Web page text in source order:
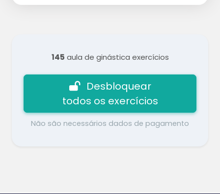
145 aula de ginástica exercícios
Desbloquear
todos os exercícios
Não são necessários dados de pagamento